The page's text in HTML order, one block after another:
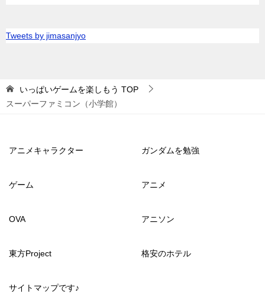
Tweets by jimasanjyo
いっぱいゲームを楽しもう TOP
スーパーファミコン（小学館）
アニメキャラクター ガンダムを勉強
ゲーム アニメ
OVA アニソン
東方Project 格安のホテル
サイトマップです♪